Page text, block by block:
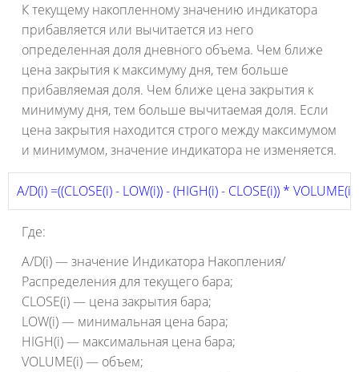
К текущему накопленному значению индикатора
прибавляется или вычитается из него
определенная доля дневного объема. Чем ближе
цена закрытия к максимуму дня, тем больше
прибавляемая доля. Чем ближе цена закрытия к
минимуму дня, тем больше вычитаемая доля. Если
цена закрытия находится строго между максимумом
и минимумом, значение индикатора не изменяется.
A/D(i) =((CLOSE(i) - LOW(i)) - (HIGH(i) - CLOSE(i)) *
Где:
A/D(i) — значение Индикатора Накопления/
Распределения для текущего бара;
CLOSE(i) — цена закрытия бара;
LOW(i) — минимальная цена бара;
HIGH(i) — максимальная цена бара;
VOLUME(i) — объем;